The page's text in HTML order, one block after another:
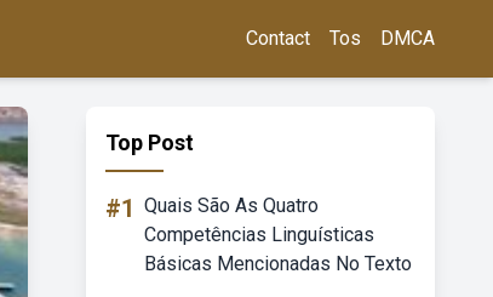
Contact Tos DMCA
Top Post
#1 Quais São As Quatro
Competências Linguísticas
Básicas Mencionadas No Texto